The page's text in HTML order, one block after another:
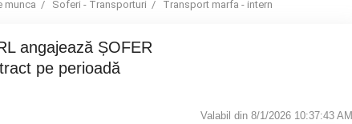
munca Soferi - Transporturi Transport marfa - intern
pe perioadă
Valabil din 8/1/2026 10:37:43 AM